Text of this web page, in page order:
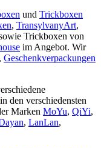
und Trickboxen
, TransylvanyArt,
Trickboxen von
im Angebot. Wir
, Geschenkverpackungen
in den verschiedensten
Marken MoYu, QiYi,
, LanLan,